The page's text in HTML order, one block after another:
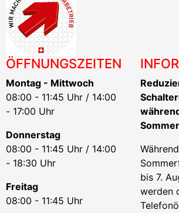
ÖFFNUNGSZEITEN
Montag - Mittwoch
08:00 - 11:45 Uhr / 14:00
- 17:00 Uhr
Donnerstag
08:00 - 11:45 Uhr / 14:00
- 18:30 Uhr
Freitag
08:00 - 11:45 Uhr
bis 7.
werden